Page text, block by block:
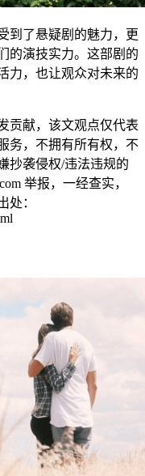
了悬疑剧的魅力，更
的演技实力。这部剧的
力，也让观众对未来的
贡献，该文观点仅代表
务，不拥有所有权，不
抄袭侵权/违法违规的
举报，一经查实，
处：